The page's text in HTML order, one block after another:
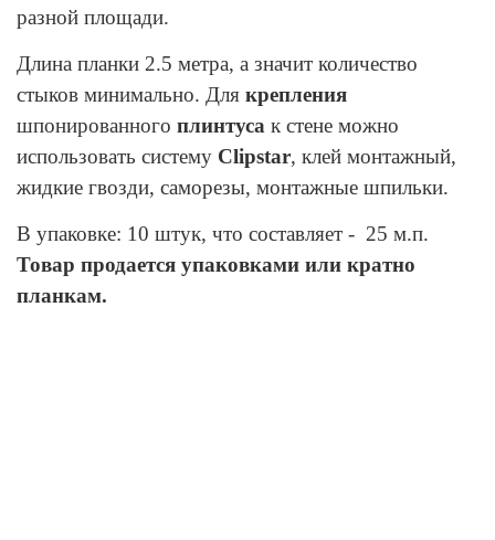
разной площади.
Длина планки 2.5 метра, а значит количество
стыков минимально. Для крепления
шпонированного плинтуса к стене можно
использовать систему Clipstar, клей монтажный,
жидкие гвозди, саморезы, монтажные шпильки.
В упаковке: 10 штук, что составляет - 25 м.п.
Товар продается упаковками или кратно
планкам.